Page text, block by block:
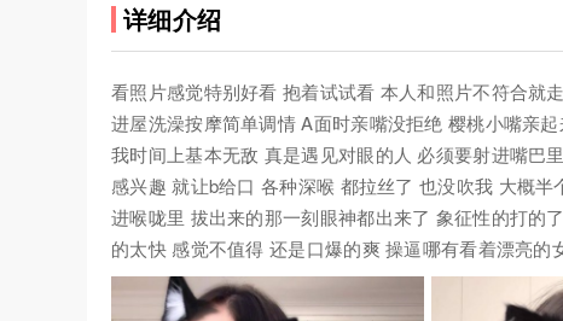
详细介绍
看照片感觉特别好看 抱着试试看 本人和照片不符合就
进屋洗澡按摩简单调情 A面时亲嘴没拒绝 樱桃小嘴亲
我时间上基本无敌 真是遇见对眼的人 必须要射进嘴巴
感兴趣 就让b给口 各种深喉 都拉丝了 也没吹我 大概
进喉咙里 拔出来的那一刻眼神都出来了 象征性的打的
的太快 感觉不值得 还是口爆的爽 操逼哪有看着漂亮